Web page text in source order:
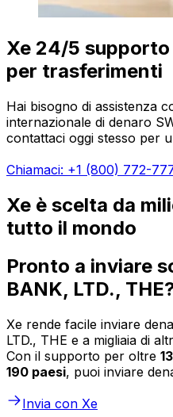
Xe 24/5
per trasferimenti
Hai bisogno di assistenza
internazionale di denaro
contattaci oggi stesso per
Chiamaci: +1 (800) 772-
Xe è scelta da
tutto il mondo
Pronto a inviare
BANK, LTD.,
Xe rende facile inviare
LTD., THE e a migliaia di
Con il supporto per oltre
190 paesi, puoi inviare
Invia con Xe